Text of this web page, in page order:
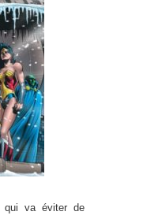
qui va éviter de